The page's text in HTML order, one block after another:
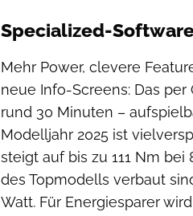
Specialized-
Mehr Power, clevere
neue Info-Screens: Das
rund 30 Minuten –
Modelljahr 2025 ist
steigt auf bis zu 111 Nm
des Topmodells verbaut
Watt. Für Energiesparer